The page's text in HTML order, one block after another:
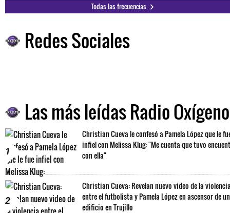
Todas las frecuencias
Redes Sociales
Las más leídas Radio Oxígeno
1
Christian Cueva le confesó a Pamela López que le
infiel con Melissa Klug: "Me cuenta que tuvo
con ella"
2
Christian Cueva: Revelan nuevo video de la
entre el futbolista y Pamela López en ascensor de un
edificio en Trujillo